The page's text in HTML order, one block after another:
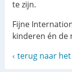
te zijn.
Fijne
kinderen én de
terug naar